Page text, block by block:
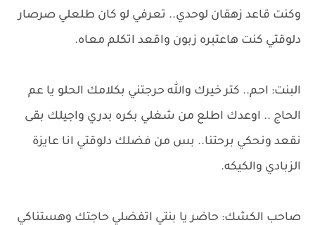
وكنت قاعد زهقان لوحدي.. تعرفي لو كان طلعلي صرصار
دلوقتي كنت هاعتبره زبون واقعد اتكلم معاه.
البنت: احم.. كتر خيرك والله حرجتني بكلامك الحلو يا عم
الحاج .. اوعدك اطلع من شغلي بكره بدري واجيلك بقى
نقعد ونحكي برحتنا.. بس من فضلك دلوقتي انا عايزة
الزبادي والكيكه.
صاحب الكشك: حاضر يا بنتي اتفضلي حاجتك وهستناكي